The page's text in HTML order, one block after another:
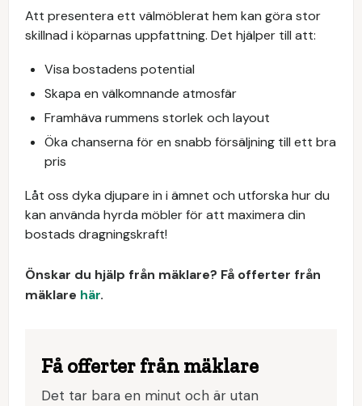
Att presentera ett välmöblerat hem kan göra stor
skillnad i köparnas uppfattning. Det hjälper till att:
Visa bostadens potential
Skapa en välkomnande atmosfär
Framhäva rummens storlek och layout
Öka chanserna för en snabb försäljning till ett bra
pris
Låt oss dyka djupare in i ämnet och utforska hur du
kan använda hyrda möbler för att maximera din
bostads dragningskraft!
Önskar du hjälp från mäklare? Få offerter från
mäklare här.
Få offerter från mäklare
Det tar bara en minut och är utan